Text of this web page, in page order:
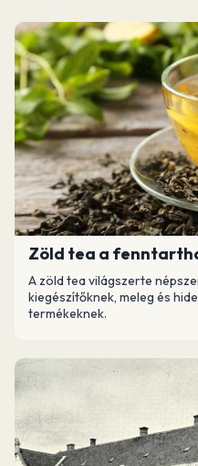
Zöld tea a
A zöld tea világszerte
kiegészítőknek, meleg és
termékeknek.